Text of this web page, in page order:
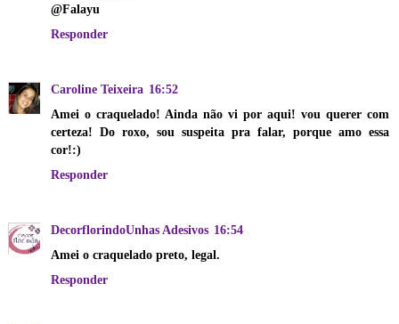
@Falayu
Responder
Caroline Teixeira 16:52
Amei o craquelado! Ainda não vi por aqui! vou querer com
certeza! Do roxo, sou suspeita pra falar, porque amo essa
cor!:)
Responder
DecorflorindoUnhas Adesivos 16:54
Amei o craquelado preto, legal.
Responder